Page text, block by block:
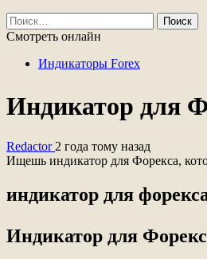
Найти:
Смотреть онлайн
Индикаторы Forex
Индикатор для
Redactor 2 года тому назад
Ищешь индикатор для Форекса,
индикатор для
Индикатор для